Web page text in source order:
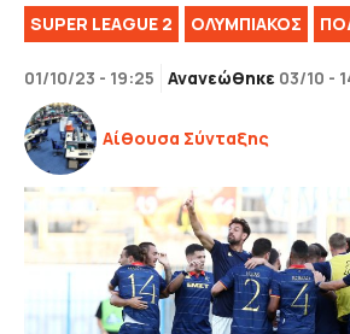
SUPER LEAGUE 2 ΟΛΥΜΠΙΑΚΟΣ
01/10/23 - 19:25 Ανανεώθηκε 03/10 -
Αίθουσα Σύνταξης